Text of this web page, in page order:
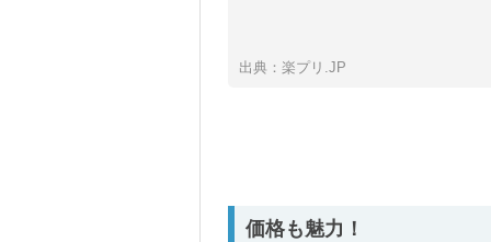
出典：楽プリ.JP
価格も魅力！